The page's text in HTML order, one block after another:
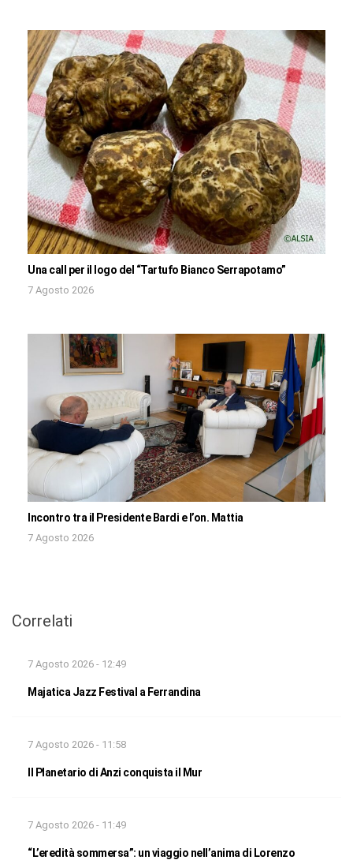
Una call per il logo del “Tartufo Bianco Serrapotamo”
7 Agosto 2026
Incontro tra il Presidente Bardi e l’on. Mattia
7 Agosto 2026
Correlati
7 Agosto 2026 - 12:49
Majatica Jazz Festival a Ferrandina
7 Agosto 2026 - 11:58
Il Planetario di Anzi conquista il Mur
7 Agosto 2026 - 11:49
“L’eredità sommersa”: un viaggio nell’anima di Lorenzo